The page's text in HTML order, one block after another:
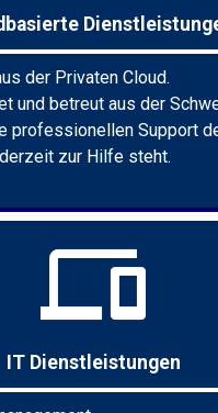
der Privaten Cloud.
und betreut aus der
professionellen Support
zur Hilfe steht.
phonelink
IT Dienstleistungen